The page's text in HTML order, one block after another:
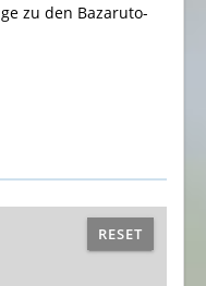
zu den Bazaruto-
RESET